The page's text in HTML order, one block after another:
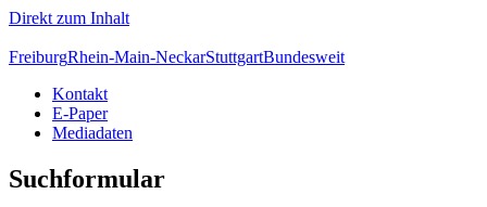
Direkt zum Inhalt
FreiburgRhein-Main-NeckarStuttgartBundesweit
Kontakt
E-Paper
Mediadaten
Suchformular